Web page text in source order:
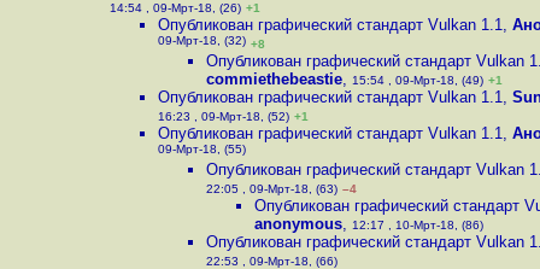
14:54 , 09-Мрт-18, (26) +1
Опубликован графический стандарт Vulkan 1.1,
09-Мрт-18, (32) +8
Опубликован графический стандарт Vulkan
commiethebeastie, 15:54 , 09-Мрт-18, (49) +1
Опубликован графический стандарт Vulkan 1.1,
16:23 , 09-Мрт-18, (52) +1
Опубликован графический стандарт Vulkan 1.1,
09-Мрт-18, (55)
Опубликован графический стандарт Vulkan
22:05 , 09-Мрт-18, (63) –4
Опубликован графический стандарт
anonymous, 12:17 , 10-Мрт-18, (86)
Опубликован графический стандарт Vulkan
22:53 , 09-Мрт-18, (66)